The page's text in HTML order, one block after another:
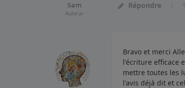
Sam
Auteur
Répondre
Bravo et merci
l'écriture efficace
mettre toutes les
l'avis déjà dit et